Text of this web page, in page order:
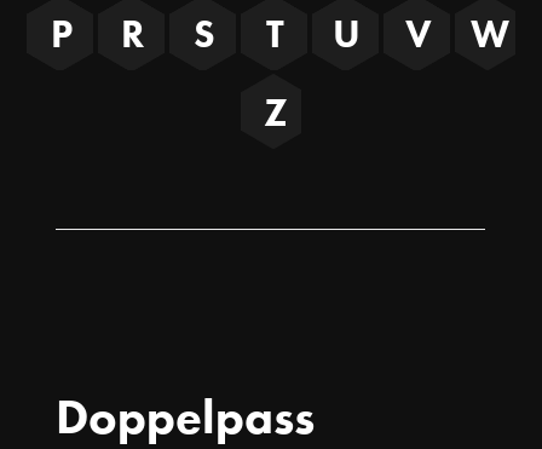
P
R S T U V
W
Z
Doppelpass